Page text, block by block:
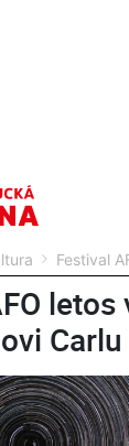
Festival
letos